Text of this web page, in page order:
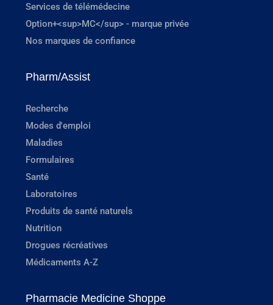
Services de télémédecine
Option+<sup>MC</sup> - marque privée
Nos marques de confiance
Pharm/Assist
Recherche
Modes d'emploi
Maladies
Formulaires
Santé
Laboratoires
Produits de santé naturels
Nutrition
Drogues récréatives
Médicaments A-Z
Pharmacie Medicine Shoppe